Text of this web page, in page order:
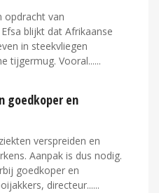
opdracht van
blijkt dat Afrikaanse
in steekvliegen
tijgermug. Vooral...
goedkoper en
verspreiden en
Aanpak is dus nodig.
goedkoper en
directeur...